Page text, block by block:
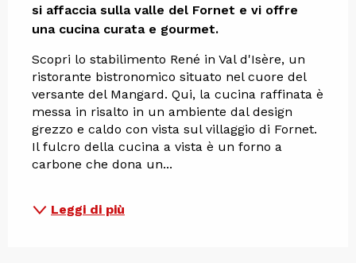
si affaccia sulla valle del Fornet e vi offre
una cucina curata e gourmet.
Scopri lo stabilimento René in Val d'Isère, un
ristorante bistronomico situato nel cuore del
versante del Mangard. Qui, la cucina raffinata è
messa in risalto in un ambiente dal design
grezzo e caldo con vista sul villaggio di Fornet.
Il fulcro della cucina a vista è un forno a
carbone che dona un...
Leggi di più